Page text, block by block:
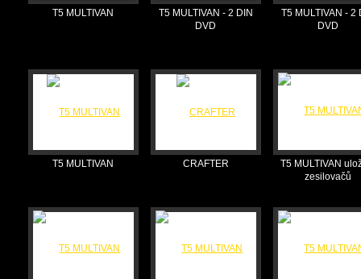
T5 MULTIVAN
T5 MULTIVAN - 2 DIN
DVD
T5 MULTIVAN - 2
DVD
T5 MULTIVAN CRAFTER
T5 MULTIVAN
zesilovačů